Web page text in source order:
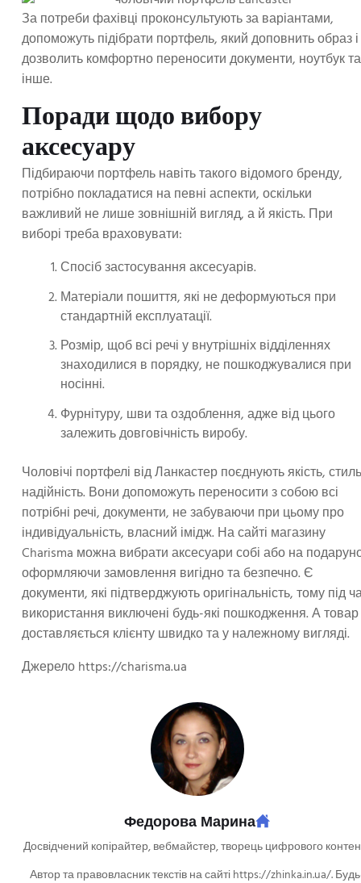
За потреби фахівці проконсультують за варіантами,
допоможуть підібрати портфель, який доповнить образ і
дозволить комфортно переносити документи, ноутбук та
інше.
Поради щодо вибору
аксесуару
Підбираючи портфель навіть такого відомого бренду,
потрібно покладатися на певні аспекти, оскільки
важливий не лише зовнішній вигляд, а й якість. При
виборі треба враховувати:
Спосіб застосування аксесуарів.
Матеріали пошиття, які не деформуються при
стандартній експлуатації.
Розмір, щоб всі речі у внутрішніх відділеннях
знаходилися в порядку, не пошкоджувалися при
носінні.
Фурнітуру, шви та оздоблення, адже від цього
залежить довговічність виробу.
Чоловічі портфелі від Ланкастер поєднують якість,
надійність. Вони допоможуть переносити з собою всі
потрібні речі, документи, не забуваючи при цьому про
індивідуальність, власний імідж. На сайті магазину
Charisma можна вибрати аксесуари собі або на
оформляючи замовлення вигідно та безпечно. Є
документи, які підтверджують оригінальність, тому під
використання виключені будь-які пошкодження. А товар
доставляється клієнту швидко та у належному вигляді.
Джерело https://charisma.ua
Федорова Марина
Досвідчений копірайтер, вебмайстер, творець цифрового
Автор та правовласник текстів на сайті https://zhinka.in.ua/.